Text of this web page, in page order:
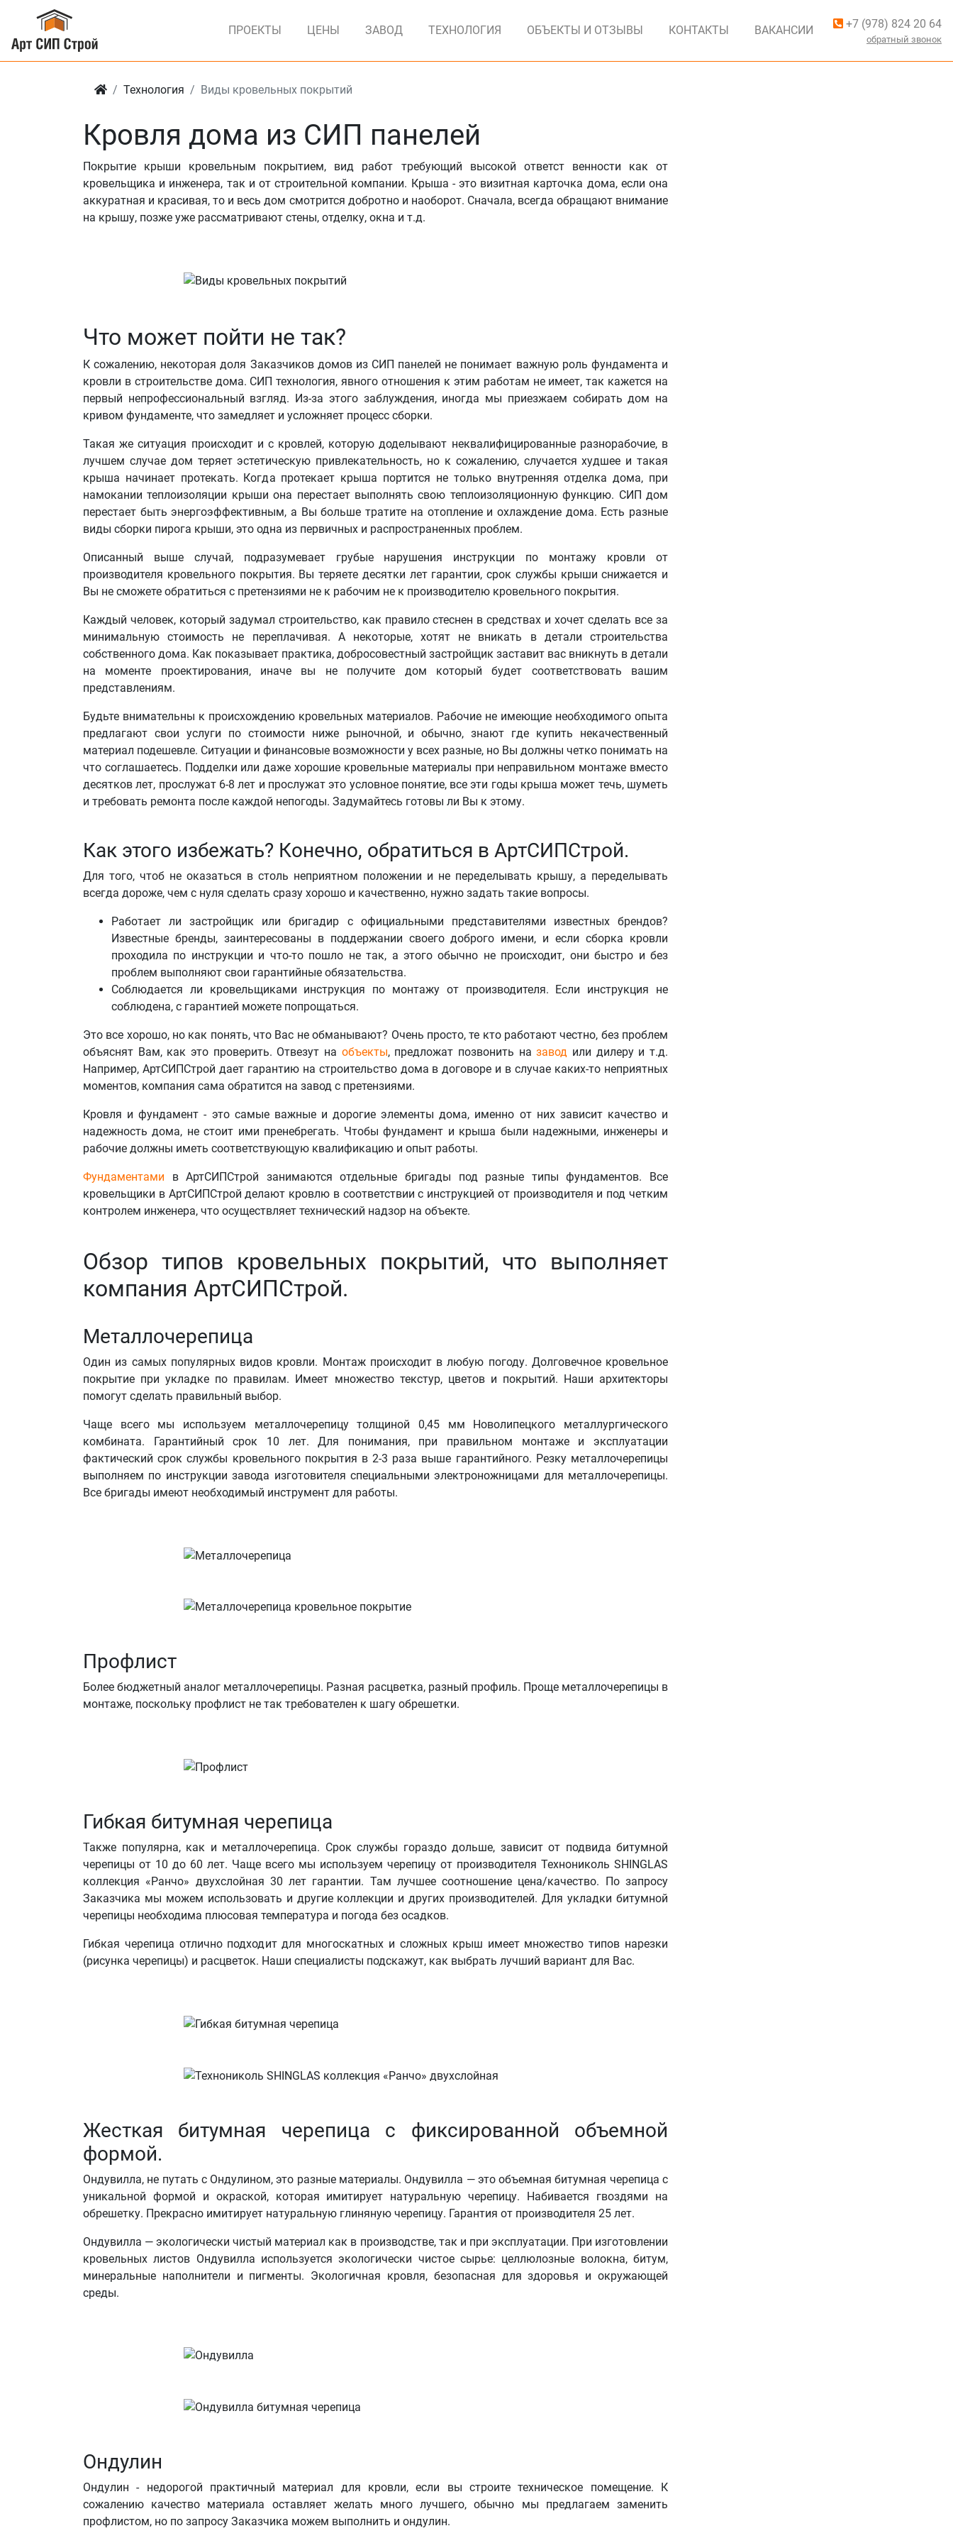
ПРОЕКТЫ ЦЕНЫ ЗАВОД ТЕХНОЛОГИЯ ОБЪЕКТЫ И ОТЗЫВЫ КОНТАКТЫ ВАКАНСИИ +7 (978) 824 20 64
обратный звонок
Технология Виды кровельных покрытий
Кровля дома из СИП панелей
Покрытие крыши кровельным покрытием, вид работ требующий высокой ответст венности как от
кровельщика и инженера, так и от строительной компании. Крыша - это визитная карточка дома, если она
аккуратная и красивая, то и весь дом смотрится добротно и наоборот. Сначала, всегда обращают внимание
на крышу, позже уже рассматривают стены, отделку, окна и т.д.
Что может пойти не так?
К сожалению, некоторая доля Заказчиков домов из СИП панелей не понимает важную роль фундамента и
кровли в строительстве дома. СИП технология, явного отношения к этим работам не имеет, так кажется на
первый непрофессиональный взгляд. Из-за этого заблуждения, иногда мы приезжаем собирать дом на
кривом фундаменте, что замедляет и усложняет процесс сборки.
Такая же ситуация происходит и с кровлей, которую доделывают неквалифицированные разнорабочие, в
лучшем случае дом теряет эстетическую привлекательность, но к сожалению, случается худшее и такая
крыша начинает протекать. Когда протекает крыша портится не только внутренняя отделка дома, при
намокании теплоизоляции крыши она перестает выполнять свою теплоизоляционную функцию. СИП дом
перестает быть энергоэффективным, а Вы больше тратите на отопление и охлаждение дома. Есть разные
виды сборки пирога крыши, это одна из первичных и распространенных проблем.
Описанный выше случай, подразумевает грубые нарушения инструкции по монтажу кровли от
производителя кровельного покрытия. Вы теряете десятки лет гарантии, срок службы крыши снижается и
Вы не сможете обратиться с претензиями не к рабочим не к производителю кровельного покрытия.
Каждый человек, который задумал строительство, как правило стеснен в средствах и хочет сделать все за
минимальную стоимость не переплачивая. А некоторые, хотят не вникать в детали строительства
собственного дома. Как показывает практика, добросовестный застройщик заставит вас вникнуть в детали
на моменте проектирования, иначе вы не получите дом который будет соответствовать вашим
представлениям.
Будьте внимательны к происхождению кровельных материалов. Рабочие не имеющие необходимого опыта
предлагают свои услуги по стоимости ниже рыночной, и обычно, знают где купить некачественный
материал подешевле. Ситуации и финансовые возможности у всех разные, но Вы должны четко понимать на
что соглашаетесь. Подделки или даже хорошие кровельные материалы при неправильном монтаже вместо
десятков лет, прослужат 6-8 лет и прослужат это условное понятие, все эти годы крыша может течь, шуметь
и требовать ремонта после каждой непогоды. Задумайтесь готовы ли Вы к этому.
Как этого избежать? Конечно, обратиться в АртСИПСтрой.
Для того, чтоб не оказаться в столь неприятном положении и не переделывать крышу, а переделывать
всегда дороже, чем с нуля сделать сразу хорошо и качественно, нужно задать такие вопросы.
Работает ли застройщик или бригадир с официальными представителями известных брендов?
Известные бренды, заинтересованы в поддержании своего доброго имени, и если сборка кровли
проходила по инструкции и что-то пошло не так, а этого обычно не происходит, они быстро и без
проблем выполняют свои гарантийные обязательства.
Соблюдается ли кровельщиками инструкция по монтажу от производителя. Если инструкция не
соблюдена, с гарантией можете попрощаться.
Это все хорошо, но как понять, что Вас не обманывают? Очень просто, те кто работают честно, без проблем
объяснят Вам, как это проверить. Отвезут на объекты, предложат позвонить назавод или дилеру и т.д.
Например, АртСИПСтрой дает гарантию на строительство дома в договоре и в случае каких-то неприятных
моментов, компания сама обратится на завод с претензиями.
Кровля и фундамент - это самые важные и дорогие элементы дома, именно от них зависит качество и
надежность дома, не стоит ими пренебрегать. Чтобы фундамент и крыша были надежными, инженеры и
рабочие должны иметь соответствующую квалификацию и опыт работы.
Фундаментами в АртСИПСтрой занимаются отдельные бригады под разные типы фундаментов. Все
кровельщики в АртСИПСтрой делают кровлю в соответствии с инструкцией от производителя и под четким
контролем инженера, что осуществляет технический надзор на объекте.
Обзор типов кровельных покрытий, что выполняет
компания АртСИПСтрой.
Металлочерепица
Один из самых популярных видов кровли. Монтаж происходит в любую погоду. Долговечное кровельное
покрытие при укладке по правилам. Имеет множество текстур, цветов и покрытий. Наши архитекторы
помогут сделать правильный выбор.
Чаще всего мы используем металлочерепицу толщиной 0,45 мм Новолипецкого металлургического
комбината. Гарантийный срок 10 лет. Для понимания, при правильном монтаже и эксплуатации
фактический срок службы кровельного покрытия в 2-3 раза выше гарантийного. Резку металлочерепицы
выполняем по инструкции завода изготовителя специальными электроножницами для металлочерепицы.
Все бригады имеют необходимый инструмент для работы.
Профлист
Более бюджетный аналог металлочерепицы. Разная расцветка, разный профиль. Проще металлочерепицы в
монтаже, поскольку профлист не так требователен к шагу обрешетки.
Гибкая битумная черепица
Также популярна, как и металлочерепица. Срок службы гораздо дольше, зависит от подвида битумной
черепицы от 10 до 60 лет. Чаще всего мы используем черепицу от производителя Технониколь SHINGLAS
коллекция «Ранчо» двухслойная 30 лет гарантии. Там лучшее соотношение цена/качество. По запросу
Заказчика мы можем использовать и другие коллекции и других производителей. Для укладки битумной
черепицы необходима плюсовая температура и погода без осадков.
Гибкая черепица отлично подходит для многоскатных и сложных крыш имеет множество типов нарезки
(рисунка черепицы) и расцветок. Наши специалисты подскажут, как выбрать лучший вариант для Вас.
Жесткая битумная черепица с фиксированной объемной
формой.
Ондувилла, не путать с Ондулином, это разные материалы. Ондувилла — это объемная битумная черепица с
уникальной формой и окраской, которая имитирует натуральную черепицу. Набивается гвоздями на
обрешетку. Прекрасно имитирует натуральную глиняную черепицу. Гарантия от производителя 25 лет.
Ондувилла — экологически чистый материал как в производстве, так и при эксплуатации. При изготовлении
кровельных листов Ондувилла используется экологически чистое сырье: целлюлозные волокна, битум,
минеральные наполнители и пигменты. Экологичная кровля, безопасная для здоровья и окружающей
среды.
Ондулин
Ондулин - недорогой практичный материал для кровли, если вы строите техническое помещение. К
сожалению качество материала оставляет желать много лучшего, обычно мы предлагаем заменить
профлистом, но по запросу Заказчика можем выполнить и ондулин.